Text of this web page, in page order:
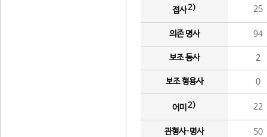
접사2) 25
의존 명사 94
보조 동사 2
보조 형용사 0
어미 2) 22
관형사·명사 50